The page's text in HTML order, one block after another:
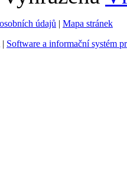
údajů | Mapa stránek
| Software a informační systém